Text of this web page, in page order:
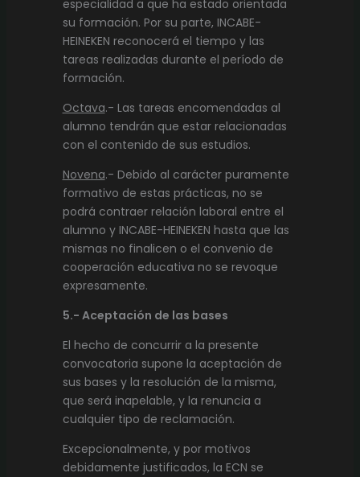
especialidad a que ha estado orientada
su formación. Por su parte, INCABE-
HEINEKEN reconocerá el tiempo y las
tareas realizadas durante el período de
formación.
Octava.- Las tareas encomendadas al
alumno tendrán que estar relacionadas
con el contenido de sus estudios.
Novena.- Debido al carácter puramente
formativo de estas prácticas, no se
podrá contraer relación laboral entre el
alumno y INCABE-HEINEKEN hasta que las
mismas no finalicen o el convenio de
cooperación educativa no se revoque
expresamente.
5.- Aceptación de las bases
El hecho de concurrir a la presente
convocatoria supone la aceptación de
sus bases y la resolución de la misma,
que será inapelable, y la renuncia a
cualquier tipo de reclamación.
Excepcionalmente, y por motivos
debidamente justificados, la ECN se